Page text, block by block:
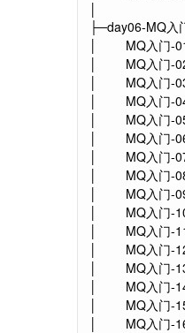
├─day06-MQ入
│ MQ入门-
│ MQ入门-
│ MQ入门-
│ MQ入门-
│ MQ入门-
│ MQ入门-
│ MQ入门-
│ MQ入门-
│ MQ入门-
│ MQ入门-
│ MQ入门-
│ MQ入门-
│ MQ入门-
│ MQ入门-
│ MQ入门-
│ MQ入门-